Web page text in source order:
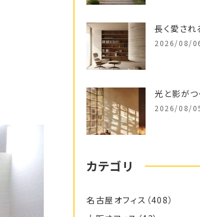
長く愛さ
2026/08/
光と影が
2026/08/
カテゴリ
名古屋オフィス （408）